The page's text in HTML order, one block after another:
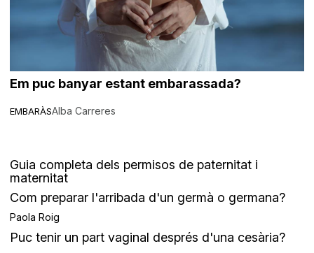
EMBARÀS
Em puc banyar estant embarassada?
Alba Carreres
Guia completa dels permisos de paternitat i
maternitat
Com preparar l'arribada d'un germà o germana?
Paola Roig
Puc tenir un part vaginal després d'una cesària?